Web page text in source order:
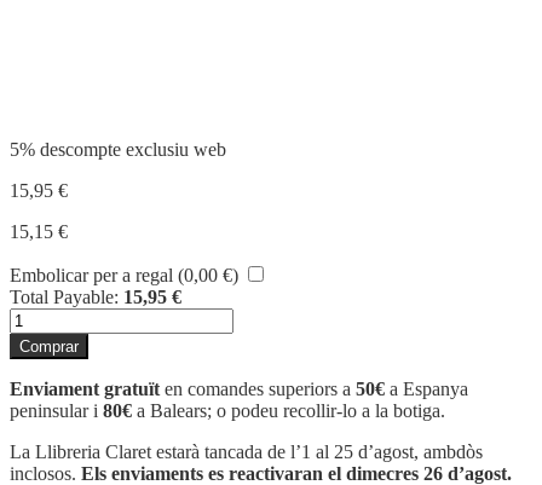
5% descompte exclusiu web
15,95 €
15,15 €
Embolicar per a regal (0,00 €)
Total Payable: 15,95 €
quantitat
de
CAZAMISTERIOS
DE
LEYENDAS
3
-
LOS
Comprar
Enviament gratuït en comandes superiors a 50€ a Espanya
peninsular i 80€ a Balears; o podeu recollir-lo a la botiga.
La Llibreria Claret estarà tancada de l’1 al 25 d’agost, ambdòs
inclosos. Els enviaments es reactivaran el dimecres 26 d’agost.